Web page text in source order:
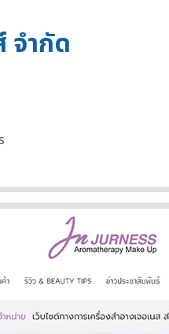
จำกัด